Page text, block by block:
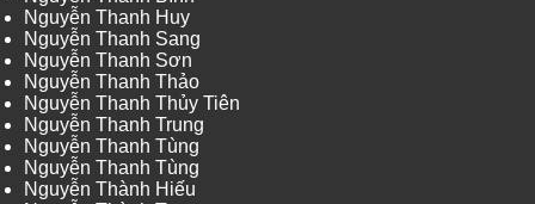
Nguyễn Thanh Huy
Nguyễn Thanh Sang
Nguyễn Thanh Sơn
Nguyễn Thanh Thảo
Nguyễn Thanh Thủy Tiên
Nguyễn Thanh Trung
Nguyễn Thanh Tùng
Nguyễn Thanh Tùng
Nguyễn Thành Hiếu